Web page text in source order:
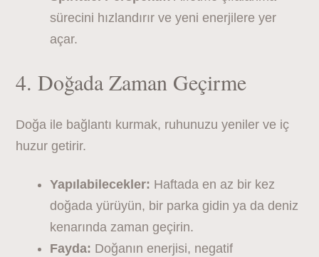
sürecini hızlandırır ve yeni enerjilere yer
açar.
4. Doğada Zaman Geçirme
Doğa ile bağlantı kurmak, ruhunuzu yeniler ve iç
huzur getirir.
Yapılabilecekler: Haftada en az bir kez
doğada yürüyün, bir parka gidin ya da deniz
kenarında zaman geçirin.
Fayda: Doğanın enerjisi, negatif